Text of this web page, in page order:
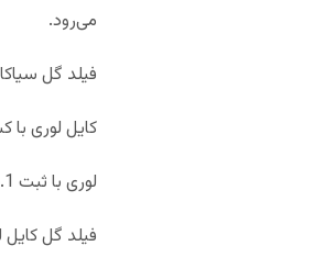
می‌رود.
فیلد گل سیاکام 46 درصد و پرتاب‌های سه امتیازی اش 80
کایل لوری با کسب 19.5 امتیاز در 36.4 دقیقه بازی، دیگر بازیکن
لوری با ثبت 5.1 ریباند و 7.5 پاس در هر بازی آمار خوبی را از خود برجای گذاشته است.
فیلد گل کایل لوری 42 درصد و پرتاب های آزاد او 86 درصد